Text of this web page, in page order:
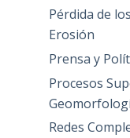
Pérdida de
Erosión
Prensa y
Procesos
Redes